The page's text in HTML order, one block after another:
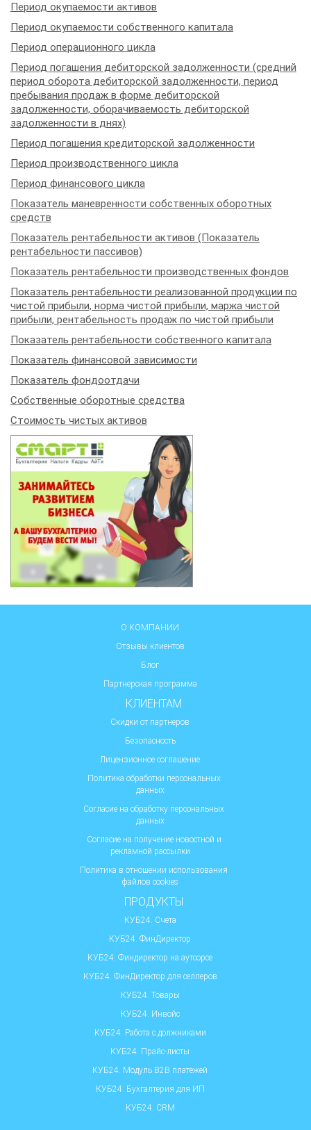
Период окупаемости активов
Период окупаемости собственного капитала
Период операционного цикла
Период погашения дебиторской задолженности (средний
период оборота дебиторской задолженности, период
пребывания продаж в форме дебиторской
задолженности, оборачиваемость дебиторской
задолженности в днях)
Период погашения кредиторской задолженности
Период производственного цикла
Период финансового цикла
Показатель маневренности собственных оборотных
средств
Показатель рентабельности активов (Показатель
рентабельности пассивов)
Показатель рентабельности производственных фондов
Показатель рентабельности реализованной продукции по
чистой прибыли, норма чистой прибыли, маржа чистой
прибыли, рентабельность продаж по чистой прибыли
Показатель рентабельности собственного капитала
Показатель финансовой зависимости
Показатель фондоотдачи
Собственные оборотные средства
Стоимость чистых активов
О КОМПАНИИ
Отзывы клиентов
Блог
Партнерская программа
КЛИЕНТАМ
Скидки от партнеров
Безопасность
Лицензионное соглашение
Политика обработки персональных
данных
Согласие на обработку персональных
данных
Согласие на получение новостной и
рекламной рассылки
Политика в отношении использования
файлов cookies
ПРОДУКТЫ
КУБ24. Счета
КУБ24. ФинДиректор
КУБ24. Финдиректор на аутсорсе
КУБ24. ФинДиректор для селлеров
КУБ24. Товары
КУБ24. Инвойс
КУБ24. Работа с должниками
КУБ24. Прайс-листы
КУБ24. Модуль B2B платежей
КУБ24. Бухгалтерия для ИП
КУБ24. CRM